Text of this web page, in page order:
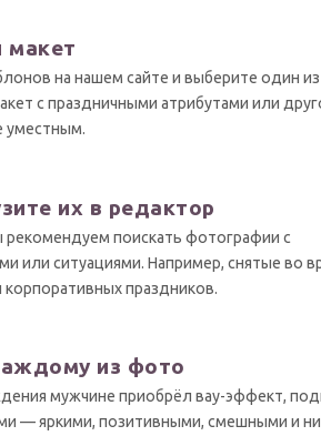
макет
на нашем сайте и выберите один из
с праздничными атрибутами или
уместным.
их в редактор
поискать фотографии с
или ситуациями. Например, снятые во
праздников.
из фото
мужчине приобрёл вау-эффект,
— яркими, позитивными, смешными и